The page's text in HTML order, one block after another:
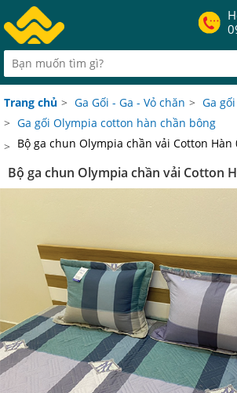
Trang chủ > Ga Gối - Ga - Vỏ chăn > Ga
> Ga gối Olympia cotton hàn chần bông
> Bộ ga chun Olympia chần vải Cotton Hàn
Bộ ga chun Olympia chần vải Cotton